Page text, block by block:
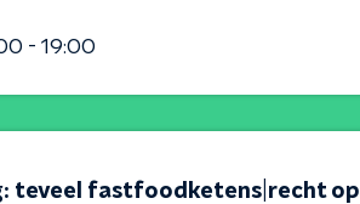
- 19:00
teveel fastfoodketens|recht op